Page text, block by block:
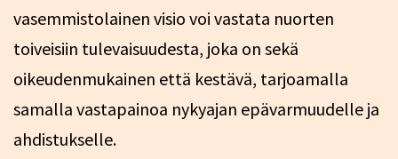
vasemmistolainen visio voi vastata nuorten
toiveisiin tulevaisuudesta, joka on sekä
oikeudenmukainen että kestävä, tarjoamalla
samalla vastapainoa nykyajan epävarmuudelle ja
ahdistukselle.